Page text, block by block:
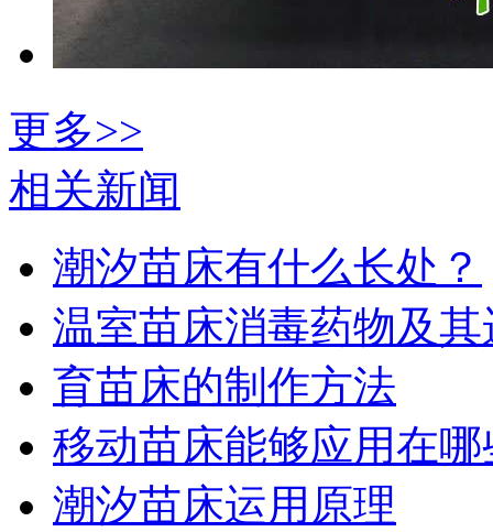
更多>>
相关新闻
潮汐苗床有什么长处？
温室苗床消毒药物及
育苗床的制作方法
移动苗床能够应用在
潮汐苗床运用原理